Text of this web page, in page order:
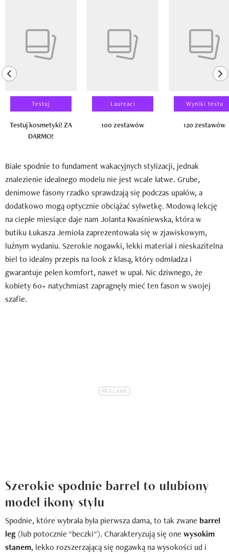
previous element
Testuj
Testuj kosmetyki! ZA
DARMO!
Laureaci
100 zestawów
Wyniki testu
120 zestawów
Białe spodnie to fundament wakacyjnych stylizacji, jednak
znalezienie idealnego modelu nie jest wcale łatwe. Grube,
denimowe fasony rzadko sprawdzają się podczas upałów, a
dodatkowo mogą optycznie obciążać sylwetkę. Modową lekcję
na ciepłe miesiące daje nam Jolanta Kwaśniewska, która w
butiku Łukasza Jemioła zaprezentowała się w zjawiskowym,
luźnym wydaniu. Szerokie nogawki, lekki materiał i nieskazitelna
biel to idealny przepis na look z klasą, który odmładza i
gwarantuje pełen komfort, nawet w upał. Nic dziwnego, że
kobiety 60+ natychmiast zapragnęły mieć ten fason w swojej
szafie.
Szerokie spodnie barrel to ulubiony
model ikony stylu
Spodnie, które wybrała była pierwsza dama, to tak zwane barrel
leg(lub potocznie "beczki"). Charakteryzują się one wysokim
stanem, lekko rozszerzającą się nogawką na wysokości ud i